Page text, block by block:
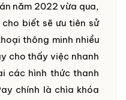
năm 2022 vừa qua,
biết sẽ ưu tiên sử
thông minh nhiều
cho thấy việc nhanh
các hình thức thanh
chính là chìa khóa